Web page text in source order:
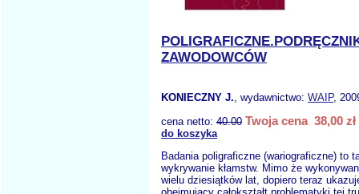
ZAWODOWCÓW
KONIECZNY J., wydawnictwo: WAIP,
cena netto: 40.00 Twoja cena 38,00 zł
do koszyka
Badania poligraficzne (wariograficzne) to
wykrywanie kłamstw. Mimo że
wielu dziesiątków lat, dopiero teraz